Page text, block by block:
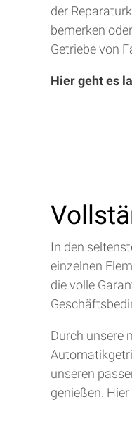
der
bemerken
Getriebe von
Hier geht es
In den
einzelnen
die volle
Durch unsere
unseren
genießen.